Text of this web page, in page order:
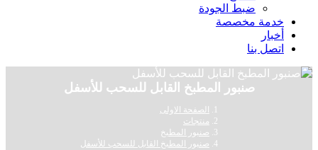
ضبط الجودة
خدمة مخصصة
أخبار
اتصل بنا
صنبور المطبخ القابل للسحب للأسفل
الصفحة الاولى
منتجات
صنبور المطبخ
صنبور المطبخ القابل للسحب للأسفل